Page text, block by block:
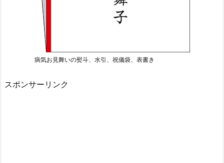
病気お見舞いの熨斗、水引、祝儀袋、表書き
スポンサーリンク